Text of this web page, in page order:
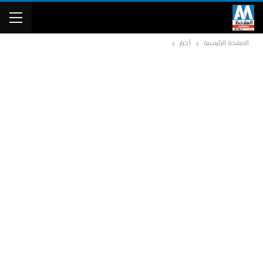
الصفحة الرئيسية أخبار